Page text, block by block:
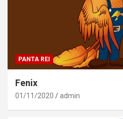
PANTA REI
Fenix
01/11/2020 admin